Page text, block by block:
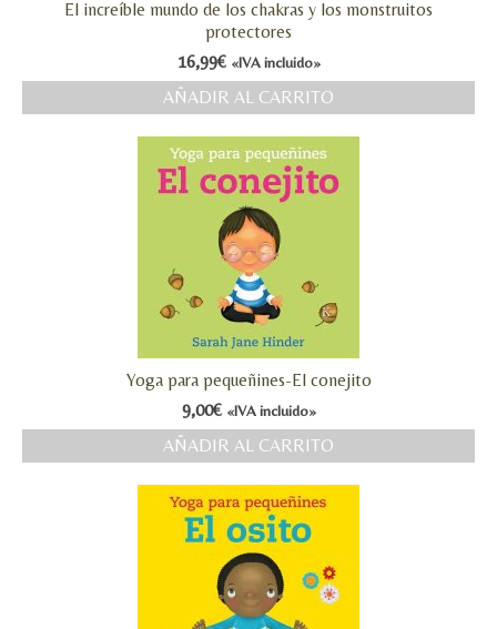
El increíble mundo de los chakras y los monstruitos
protectores
16,99€ «IVA incluido»
AÑADIR AL CARRITO
Yoga para pequeñines-El conejito
9,00€ «IVA incluido»
AÑADIR AL CARRITO